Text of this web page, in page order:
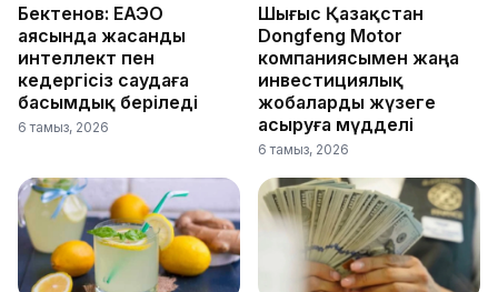
Бектенов: ЕАЭО
аясында жасанды
интеллект пен
кедергісіз саудаға
басымдық беріледі
6 тамыз, 2026
Шығыс Қазақстан
Dongfeng Motor
компаниясымен жаңа
инвестициялық
жобаларды жүзеге
асыруға мүдделі
6 тамыз, 2026